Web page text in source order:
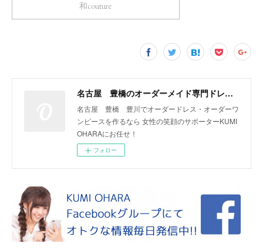
和couture
名古屋 豊橋のオーダーメイド専門ドレスデザイナー KUMI OHARA
名古屋 豊橋 豊川でオーダードレス・オーダーワ
ンピースを作るなら 女性の笑顔のサポーターKUMI
OHARAにお任せ！
フォロー